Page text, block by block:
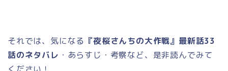
それでは、気になる 『夜桜さんちの大作戦』最新話33
話のネタバレ ・あらすじ・考察など、是非読んでみて